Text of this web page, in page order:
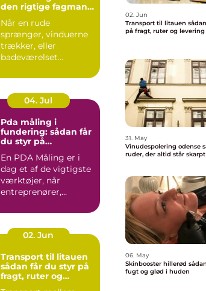
den rigtige fagmand
Når en rude
sprænger, vinduerne
trækker, eller
badeværelset
spejl, er en glarmest...
04. Jul
Pda måling i
fundering: sådan får
du styr på
En PDA Måling er i
dag et af de vigtigste
værktøjer, når
entreprenører,
rådgivere vil d...
02. Jun
Transport til litauen
sådan får du styr på
fragt, ruter og
02. Jun
Transport til litauen sådan får du styr
på fragt, ruter og levering
31. May
Vinudespolering odense sådan får du
ruder, der altid står skarpt
06. May
Skinbooster hillerød sådan får du mere
fugt og glød i huden